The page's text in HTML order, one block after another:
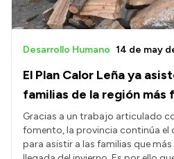
El Plan Calor Leña ya
familias de la región más
Desarrollo Humano 14 de may
Gracias a un trabajo articulado
fomento, la provincia continúa
para asistir a las familias que